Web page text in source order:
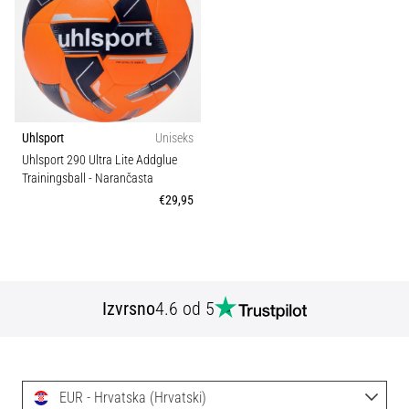
tisak
obradu
sportske
opreme
1. 7. 2025
1 min. čitanja
EURO
2025
Tip lopte 1
Sport
Težina (g)
Uhlsport
Uniseks
Uhlsport 290 Ultra Lite Addglue
Trainingsball - Narančasta
€29,95
Izvrsno4.6 od 5
EUR - Hrvatska (Hrvatski)